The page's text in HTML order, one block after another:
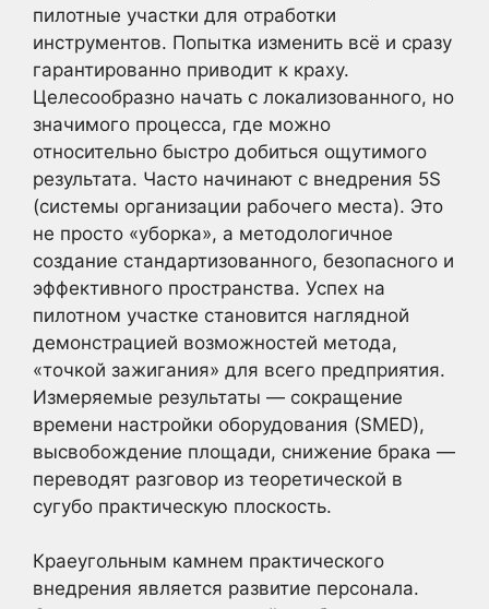
пилотные участки для отработки
инструментов. Попытка изменить всё и сразу
гарантированно приводит к краху.
Целесообразно начать с локализованного, но
значимого процесса, где можно
относительно быстро добиться ощутимого
результата. Часто начинают с внедрения 5S
(системы организации рабочего места). Это
не просто «уборка», а методологичное
создание стандартизованного, безопасного и
эффективного пространства. Успех на
пилотном участке становится наглядной
демонстрацией возможностей метода,
«точкой зажигания» для всего предприятия.
Измеряемые результаты — сокращение
времени настройки оборудования (SMED),
высвобождение площади, снижение брака —
переводят разговор из теоретической в
сугубо практическую плоскость.
Краеугольным камнем практического
внедрения является развитие персонала.